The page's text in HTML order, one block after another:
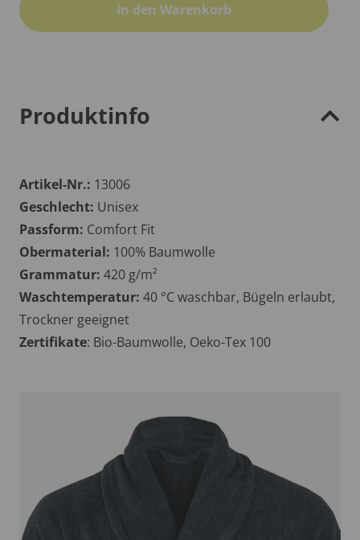
In den Warenkorb
Produktinfo
Artikel-Nr.: 13006
Geschlecht: Unisex
Passform: Comfort Fit
Obermaterial: 100% Baumwolle
Grammatur: 420 g/m²
Waschtemperatur: 40 °C waschbar, Bügeln erlaubt,
Trockner geeignet
Zertifikate: Bio-Baumwolle, Oeko-Tex 100